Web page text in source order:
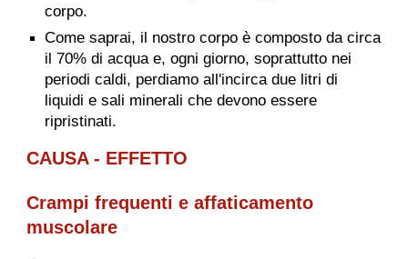
corpo.
Come saprai, il nostro corpo è composto da circa
il 70% di acqua e, ogni giorno, soprattutto nei
periodi caldi, perdiamo all'incirca due litri di
liquidi e sali minerali che devono essere
ripristinati.
CAUSA - EFFETTO
Crampi frequenti e affaticamento
muscolare